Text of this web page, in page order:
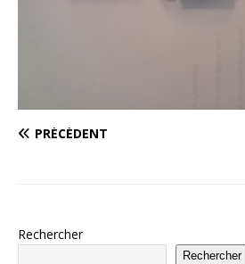
PRÉCÉDENT
Rechercher
Rechercher